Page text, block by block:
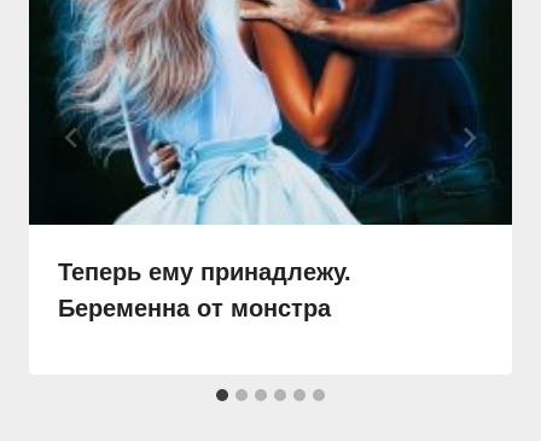
Теперь ему принадлежу.
Беременна от монстра